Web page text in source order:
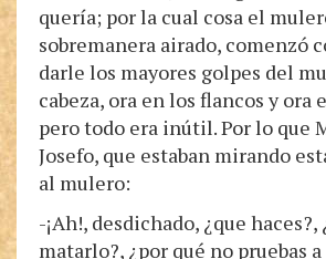
quería; por la cual cosa el
sobremanera airado, comenzó
darle los mayores golpes del
cabeza, ora en los flancos y ora
pero todo era inútil. Por lo que
Josefo, que estaban mirando
al mulero:
-¡Ah!, desdichado, ¿que haces?,
matarlo?, ¿por qué no pruebas